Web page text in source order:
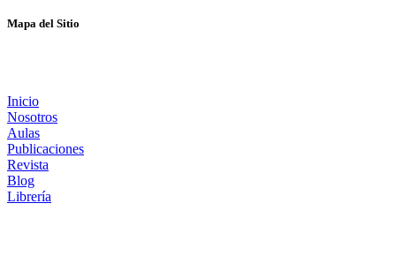
Mapa del Sitio
Inicio
Nosotros
Aulas
Publicaciones
Revista
Blog
Librería